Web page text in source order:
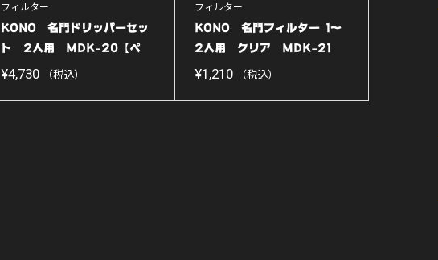
フィルター
KONO 名門ドリッパーセッ
ト 2人用 MDK-20【ペ
ー...
¥4,730 （税込）
フィルター
KONO 名門フィルター 1〜
2人用 クリア MDK-21
【初...
¥1,210 （税込）